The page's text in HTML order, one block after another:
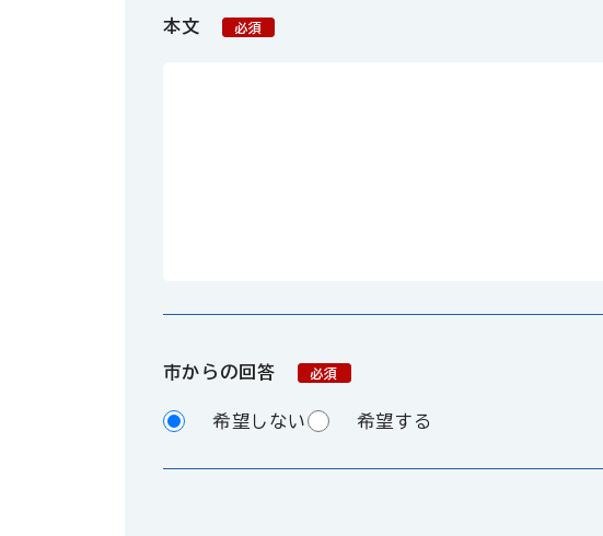
本文 必須
市からの回答 必須
希望しない 希望する